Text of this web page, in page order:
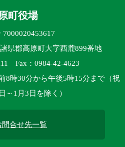
町役場
7000020453617
県郡高原町大字西麓899番地
Fax：0984-42-4623
8時30分から午後5時15分まで（祝
～1月3日を除く）
問合せ先一覧